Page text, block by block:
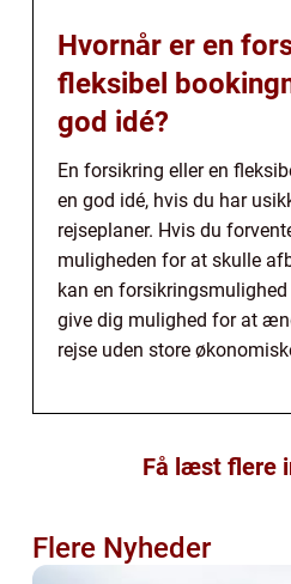
Hvornår er en
fleksibel
god idé?
En forsikring eller en
en god idé, hvis du har
rejseplaner. Hvis du
muligheden for at skulle
kan en
give dig mulighed for at
rejse uden store
Få læst flere
Flere Nyheder